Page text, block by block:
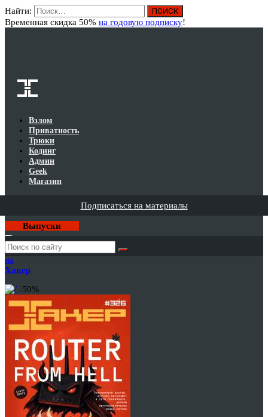
Найти:
Временная скидка 50% на годовую подписку!
Взлом
Приватность
Трюки
Кодинг
Админ
Geek
Магазин
Подписаться на материалы
Выпуски
Годовая
подписка
на
Хакер
-50%